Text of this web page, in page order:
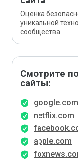
Оценка
уникальной
сообщества.
Смотрите
сайты:
google.com
netflix.com
apple.com